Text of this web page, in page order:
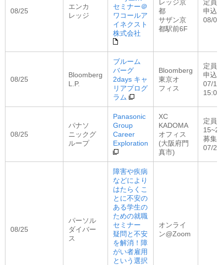
08/25
エンカ
レッジ
セミナー＠
ワコールア
イネクスト
株式会社
レッジ京
都
サザン京
都駅前6F
定員
申込
08/06
08/25
Bloomberg
L.P.
ブルーム
バーグ
2days キャ
リアプログ
ラム
Bloomberg
東京オ
フィス
定員
申込
07/
08/25
パナソ
ニックグ
ループ
Panasonic
Group
Career
Exploration
XC
KADOMA
オフィス
(大阪府門
真市)
定員
募集
07/
08/25
パーソル
ダイバー
ス
障害や疾病
などにより
はたらくこ
とに不安の
ある学生の
ための就職
セミナー
疑問と不安
を解消！障
がい者雇用
という選択
オンライ
ン@Zoom